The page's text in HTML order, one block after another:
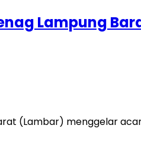
Lampung
(Lambar) menggelar